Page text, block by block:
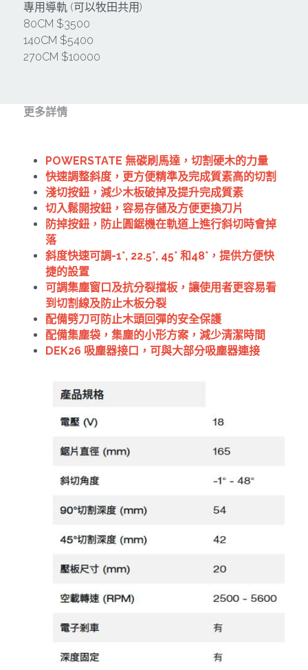
Milwaukee-18
其它工具
電錶類
鑽頭類
鋸片類
電瓶充電器
延長線、電線、電焊線
中亞焊條產品
空、油壓系列
電動吊車、吊具、氣動工具
變頻電焊機、CO2、鑽孔機
雷射儀器及水準儀
HONDA發電機、引擎
TAKANO 電動工具
KOLAI格萊電動工具
CAN TA電動工具
HIKOKI 電動工具
鋸片類
鑽頭類
木工刀系列
專用導軌 (可以牧田共用)
80CM $3500
140CM $5400
270CM $10000
更多詳情
POWERSTATE 無碳刷馬達​，切割硬木的力量​
快速調整斜度​，更方便精準及完成質素高的切割​
淺切按鈕​，減少木板破掉及提升完成質素​
切入鬆開按鈕​，容易存儲及方便更換刀片​
防掉按鈕​，防止圓鋸機在軌道上進行斜切時會掉
落​
斜度快速可調-1°, 22.5°, 45° 和48°​，提供方便快
捷的設置​
可調集塵窗口及抗分裂擋板​，讓使用者更容易看
到切割線及防止木板分裂​
配備劈刀​可防止木頭回彈的安全保護​
配備集塵袋​，集塵的小形方案，減少清潔時間​
DEK26 吸塵器接口​，可與大部分吸塵器連接​